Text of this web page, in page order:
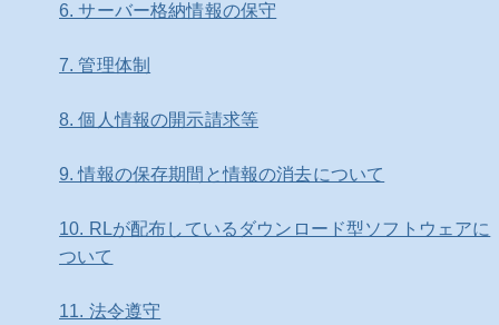
6. サーバー格納情報の保守
7. 管理体制
8. 個人情報の開示請求等
9. 情報の保存期間と情報の消去について
10. RLが配布しているダウンロード型ソフトウェアに
ついて
11. 法令遵守